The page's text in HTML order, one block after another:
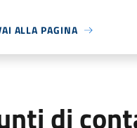
ALLA PAGINA
di